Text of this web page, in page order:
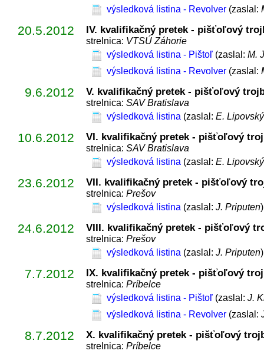
výsledková listina - Revolver (zaslal:
20.5.2012 IV. kvalifikačný pretek - pišťoľový
strelnica: VTSÚ Záhorie
výsledková listina - Pištoľ (zaslal: M.
výsledková listina - Revolver (zaslal:
9.6.2012 V. kvalifikačný pretek - pišťoľový
strelnica: SAV Bratislava
výsledková listina (zaslal: E. Lipovský
10.6.2012 VI. kvalifikačný pretek - pišťoľový
strelnica: SAV Bratislava
výsledková listina (zaslal: E. Lipovský
23.6.2012 VII. kvalifikačný pretek - pišťoľový
strelnica: Prešov
výsledková listina (zaslal: J. Priputen)
24.6.2012 VIII. kvalifikačný pretek - pišťoľový
strelnica: Prešov
výsledková listina (zaslal: J. Priputen)
7.7.2012 IX. kvalifikačný pretek - pišťoľový
strelnica: Príbelce
výsledková listina - Pištoľ (zaslal: J.
výsledková listina - Revolver (zaslal:
8.7.2012 X. kvalifikačný pretek - pišťoľový
strelnica: Príbelce